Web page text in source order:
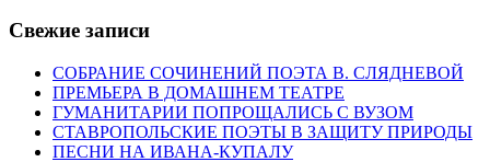
Свежие записи
СОБРАНИЕ СОЧИНЕНИЙ ПОЭТА В. СЛЯДНЕВОЙ
ПРЕМЬЕРА В ДОМАШНЕМ ТЕАТРЕ
ГУМАНИТАРИИ ПОПРОЩАЛИСЬ С ВУЗОМ
СТАВРОПОЛЬСКИЕ ПОЭТЫ В ЗАЩИТУ ПРИРОДЫ
ПЕСНИ НА ИВАНА-КУПАЛУ